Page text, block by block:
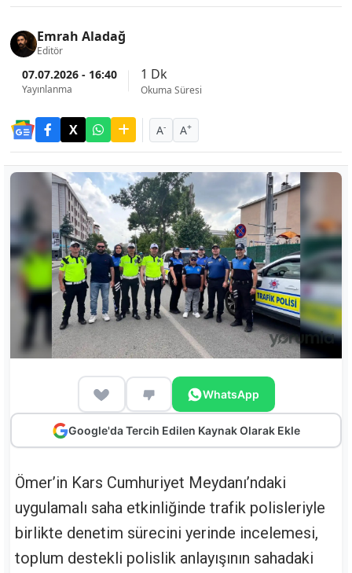
Emrah Aladağ
Editör
07.07.2026 - 16:40
Yayınlanma
1 Dk
Okuma Süresi
A- A+
WhatsApp
Google'da Tercih Edilen Kaynak Olarak Ekle
Ömer’in Kars Cumhuriyet Meydanı’ndaki
uygulamalı saha etkinliğinde trafik polisleriyle
birlikte denetim sürecini yerinde incelemesi,
toplum destekli polislik anlayışının sahadaki